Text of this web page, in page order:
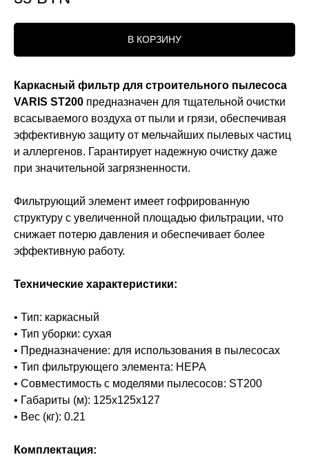
В КОРЗИНУ
Каркасный фильтр для строительного пылесоса
VARIS ST200 предназначен для тщательной очистки
всасываемого воздуха от пыли и грязи, обеспечивая
эффективную защиту от мельчайших пылевых частиц
и аллергенов. Гарантирует надежную очистку даже
при значительной загрязненности.
Фильтрующий элемент имеет гофрированную
структуру с увеличенной площадью фильтрации, что
снижает потерю давления и обеспечивает более
эффективную работу.
Технические характеристики:
• Тип: каркасный
• Тип уборки: сухая
• Предназначение: для использования в пылесосах
• Тип фильтрующего элемента: HEPA
• Совместимость с моделями пылесосов: ST200
• Габариты (м): 125х125х127
• Вес (кг): 0.21
Комплектация: